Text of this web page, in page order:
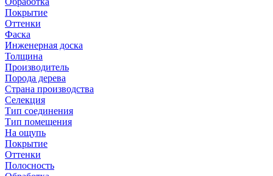
Покрытие
Оттенки
Фаска
Инженерная доска
Толщина
Производитель
Порода дерева
Страна производства
Селекция
Тип соединения
Тип помещения
На ощупь
Покрытие
Оттенки
Полосность